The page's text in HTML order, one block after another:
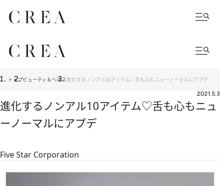
トップビューティ＆ヘルス進化するノンアル10アイテム♡舌も心もニューノーマルにアプデ
2021.5.3
進化するノンアル10アイテム♡舌も心もニュ
ーノーマルにアプデ
Five Star Corporation